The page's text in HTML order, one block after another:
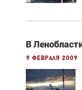
В
9 февраля 2009